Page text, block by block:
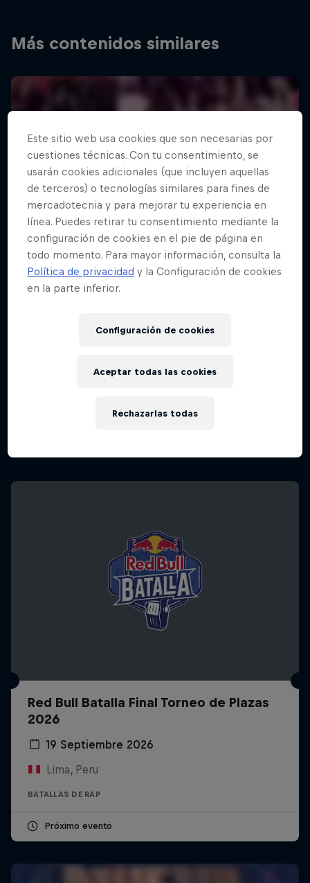
Más contenidos similares
Red Bull Batalla Nueva Historia:
Red Bull Batalla Final Torneo de Plazas
2026
19 Septiembre 2026
Lima, Peru
BATALLAS DE RAP
Próximo evento
Este sitio web usa cookies que son necesarias por
cuestiones técnicas. Con tu consentimiento, se
usarán cookies adicionales (que incluyen aquellas
de terceros) o tecnologías similares para fines de
mercadotecnia y para mejorar tu experiencia en
línea. Puedes retirar tu consentimiento mediante la
configuración de cookies en el pie de página en
todo momento. Para mayor información, consulta la
Política de privacidad y la Configuración de cookies
en la parte inferior.
Configuración de cookies
Rechazarlas todas
Aceptar todas las cookies